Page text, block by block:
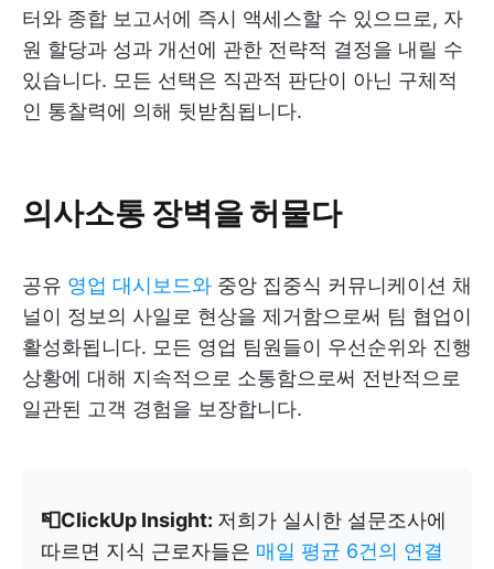
터와 종합 보고서에 즉시 액세스할 수 있으므로, 자
원 할당과 성과 개선에 관한 전략적 결정을 내릴 수
있습니다. 모든 선택은 직관적 판단이 아닌 구체적
인 통찰력에 의해 뒷받침됩니다.
의사소통 장벽을 허물다
공유 영업 대시보드와 중앙 집중식 커뮤니케이션 채
널이 정보의 사일로 현상을 제거함으로써 팀 협업이
활성화됩니다. 모든 영업 팀원들이 우선순위와 진행
상황에 대해 지속적으로 소통함으로써 전반적으로
일관된 고객 경험을 보장합니다.
📮ClickUp Insight: 저희가 실시한 설문조사에
따르면 지식 근로자들은 매일 평균 6건의 연결